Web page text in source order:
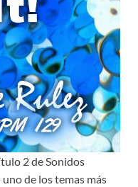
2 de Sonidos
de los temas más